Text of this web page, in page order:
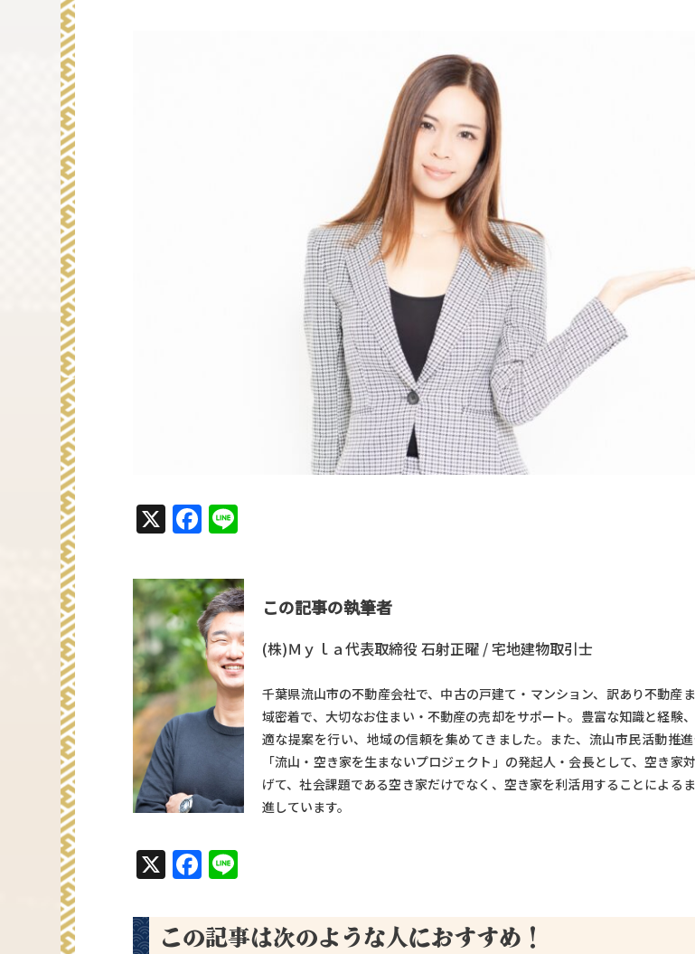
X Facebook
Line
この記事の執筆者
(株)Ｍｙｌａ代表取締役 石射正曜 / 宅地建物取引士
千葉県流山市の不動産会社で、中古の戸建て・マンション、訳あり不動産
域密着で、大切なお住まい・不動産の売却をサポート。豊富な知識と経験
適な提案を行い、地域の信頼を集めてきました。また、流山市民活動推
「流山・空き家を生まないプロジェクト」の発起人・会長として、空き家
げて、社会課題である空き家だけでなく、空き家を利活用することによる
進しています。
X Facebook
Line
この記事は次のような人におすすめ！